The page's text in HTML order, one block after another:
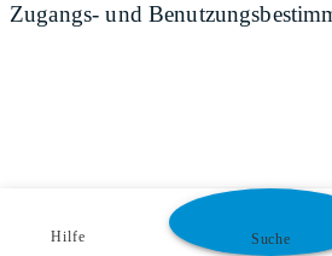
Zugangs- und
Hilfe Suche